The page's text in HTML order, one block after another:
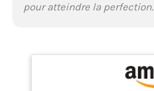
pour atteindre la perfection.